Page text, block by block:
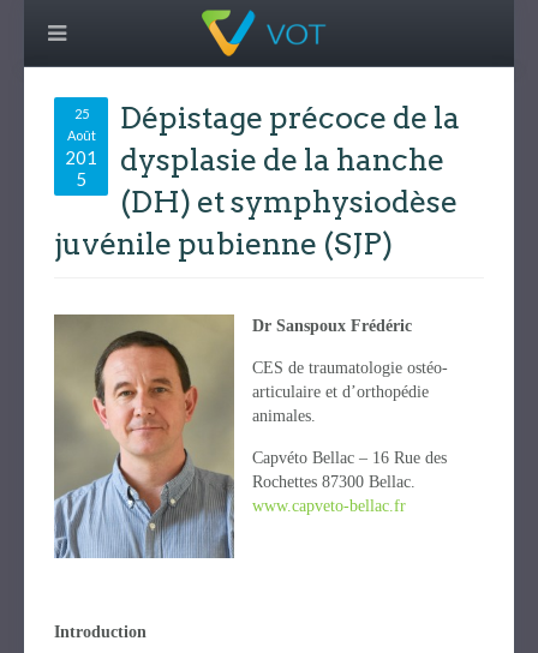
25
Août
201
5
Dépistage précoce de la
dysplasie de la hanche
(DH) et symphysiodèse
juvénile pubienne (SJP)
Dr Sanspoux Frédéric
CES de traumatologie ostéo-
articulaire et d’orthopédie
animales.
Capvéto Bellac – 16 Rue des
Rochettes 87300 Bellac.
www.capveto-bellac.fr
Introduction